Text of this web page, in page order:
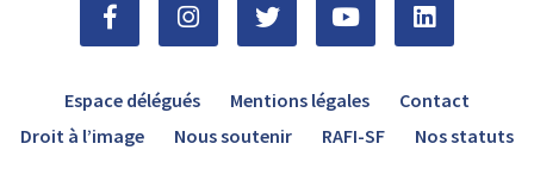
Espace délégués Mentions légales
Contact
Droit à l’image
Nous soutenir RAFI-SF Nos statuts